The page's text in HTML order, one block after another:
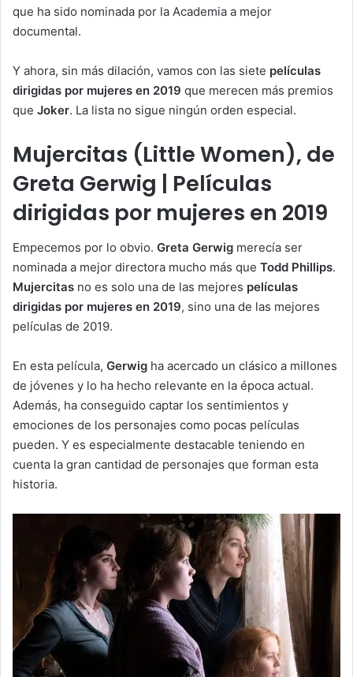
que ha sido nominada por la Academia a mejor
documental.
Y ahora, sin más dilación, vamos con las siete películas
dirigidas por mujeres en 2019 que merecen más premios
que Joker. La lista no sigue ningún orden especial.
Mujercitas (Little Women), de
Greta Gerwig | Películas
dirigidas por mujeres en 2019
Empecemos por lo obvio. Greta Gerwig merecía ser
nominada a mejor directora mucho más que Todd Phillips.
Mujercitas no es solo una de las mejores películas
dirigidas por mujeres en 2019, sino una de las mejores
películas de 2019.
En esta película, Gerwig ha acercado un clásico a millones
de jóvenes y lo ha hecho relevante en la época actual.
Además, ha conseguido captar los sentimientos y
emociones de los personajes como pocas películas
pueden. Y es especialmente destacable teniendo en
cuenta la gran cantidad de personajes que forman esta
historia.